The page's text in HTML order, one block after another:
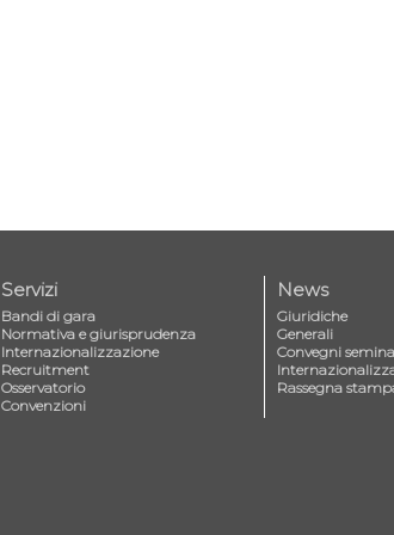
Servizi
Bandi di gara
Normativa e giurisprudenza
Internazionalizzazione
Recruitment
Osservatorio
Convenzioni
News
Giuridiche
Generali
Convegni
Rassegna